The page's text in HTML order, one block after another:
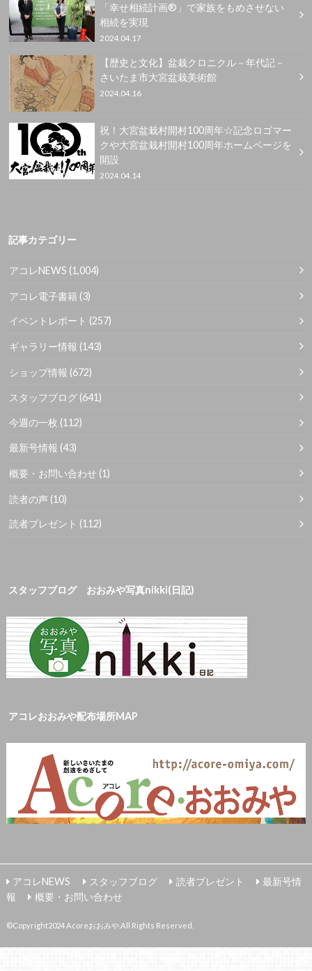
「幸せ相続計画®」で家族をもめさせない
相続を実現
2024.04.17
【歴史と文化】盆栽クロニクル－年代記－
さいたま市大宮盆栽美術館
2024.04.16
祝！大宮盆栽村開村100周年☆記念ロゴマー
クや大宮盆栽村開村100周年ホームページを
開設
2024.04.14
記事カテゴリー
アコレNEWS (1,004)
アコレ電子書籍 (3)
イベントレポート (257)
ギャラリー情報 (143)
ショップ情報 (672)
スタッフブログ (641)
今週の一枚 (112)
最新号情報 (43)
概要・お問い合わせ (1)
読者の声 (10)
読者プレゼント (112)
スタッフブログ おおみや写真nikki(日記)
アコレおおみや配布場所MAP
アコレNEWS スタッフブログ 読者プレゼント
最新号情
報
概要・お問い合わせ
©Copyright2024Acoreおおみや.All Rights Reserved.